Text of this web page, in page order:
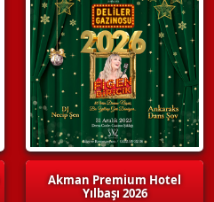
Akman Premium Hotel
Yılbaşı 2026